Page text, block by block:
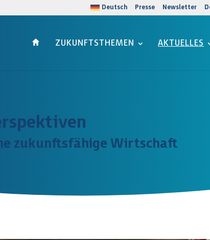
Deutsch Presse Newsletter
ZUKUNFTSTHEMEN AKTUELLES
zukunftsfähige Wirtschaft